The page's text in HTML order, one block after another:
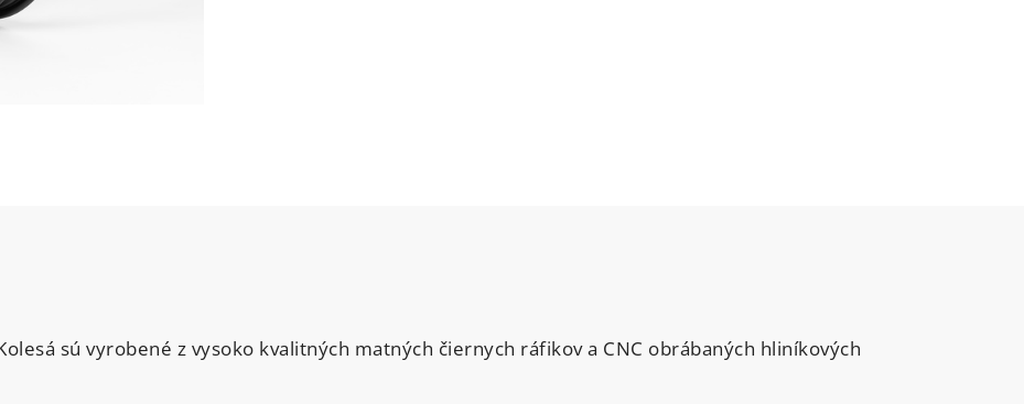
sú vyrobené z vysoko kvalitných matných čiernych ráfikov a CNC obrábaných hliníkových